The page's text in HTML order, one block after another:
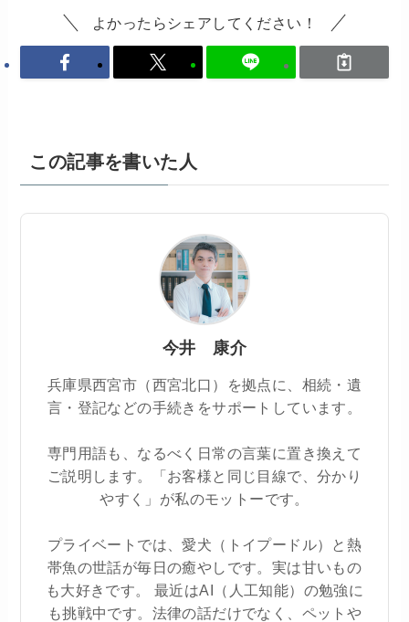
よかったらシェアしてください！
この記事を書いた人
今井 康介
兵庫県西宮市（西宮北口）を拠点に、相続・遺
言・登記などの手続きをサポートしています。
専門用語も、なるべく日常の言葉に置き換えて
ご説明します。「お客様と同じ目線で、分かり
やすく」が私のモットーです。
プライベートでは、愛犬（トイプードル）と熱
帯魚の世話が毎日の癒やしです。実は甘いもの
も大好きです。 最近はAI（人工知能）の勉強に
も挑戦中です。法律の話だけでなく、ペットや